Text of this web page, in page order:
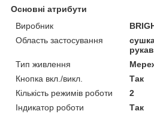
Основні атрибути
Виробник
Область застосування
Тип живлення
Кнопка вкл./викл.
Так
Кількість режимів роботи
2
Індикатор роботи
Так